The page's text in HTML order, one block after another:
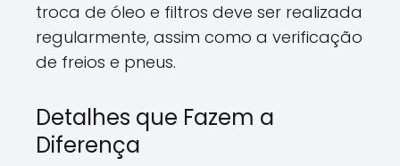
troca de óleo e filtros deve ser realizada
regularmente, assim como a verificação
de freios e pneus.
Detalhes que Fazem a
Diferença